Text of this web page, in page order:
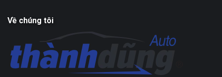
Về chúng tôi